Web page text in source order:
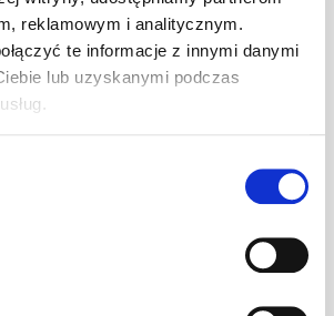
reklamowym i analitycznym.
te informacje z innymi danymi
lub uzyskanymi podczas
Wspornik ławy
komin. P
przyścienny
ciemnobrązowy
szt